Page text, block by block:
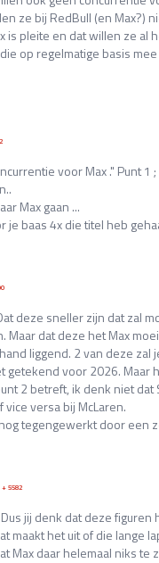
ze bij RedBull (en Max?)
is pleite en dat willen ze al
op regelmatige basis
voor Max ." Punt 1
Max gaan ...
je baas 4x die titel heb
deze sneller zijn dat zal
Maar dat deze het Max
liggend. 2 van deze zal
getekend voor 2026. Maar
2 betreft, ik denk niet
versa bij McLaren.
tegengewerkt door een
+5582
Dus jij denk dat deze
maakt het uit of die lange
Max daar helemaal niks